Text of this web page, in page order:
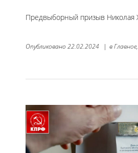
Предвыборный призыв Николая
Опубликовано 22.02.2024 | вГлавное,